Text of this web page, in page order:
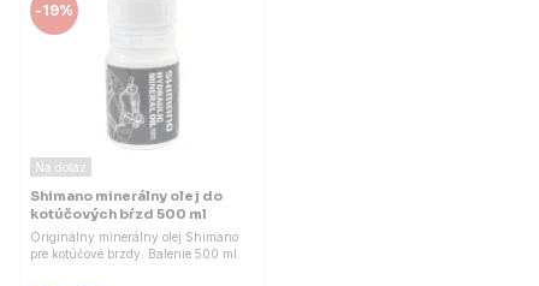
-19%
Na dotaz
Shimano minerálny olej do
kotúčových bŕzd 500 ml
Originálny minerálny olej Shimano
pre kotúčové brzdy. Balenie 500 ml.